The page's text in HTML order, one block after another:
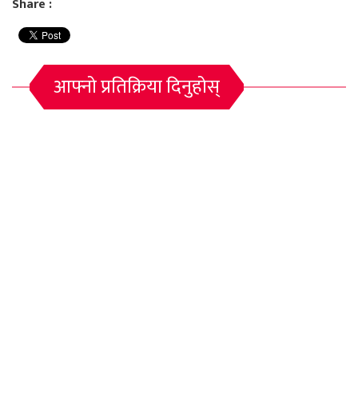
आफ्नो प्रतिक्रिया दिनुहोस्